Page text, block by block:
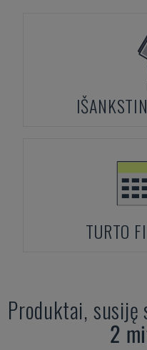
TURTO
Produktai, susiję
2